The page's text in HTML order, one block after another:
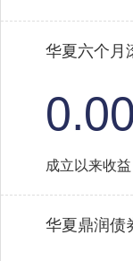
华夏六个月
成立以来收益
华夏鼎润债